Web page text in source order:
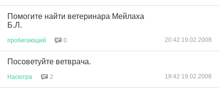
Помогите найти ветеринара Мейлаха
Б.Л.
пробегающий 0 20:42 19.02.2008
Посоветуйте ветврача.
Насютра 2 19:42 19.02.2008